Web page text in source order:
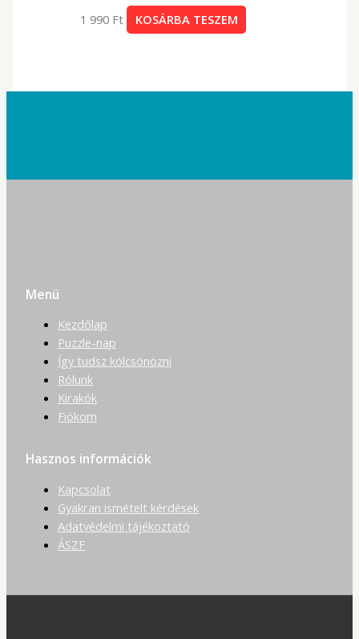
1 990 Ft KOSÁRBA TESZEM
Menü
Kezdőlap
Puzzle-nap
Így tudsz kölcsönözni
Rólunk
Kirakók
Fiókom
Hasznos információk
Kapcsolat
Gyakran ismételt kérdések
Adatvédelmi tájékoztató
ÁSZF